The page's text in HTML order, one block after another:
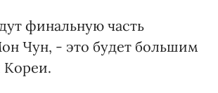
финальную часть
Чун, - это будет большим
Кореи.